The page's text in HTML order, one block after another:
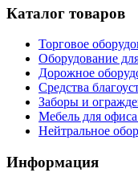
Каталог товаров
Торговое
Оборудование
Дорожное
Средства
Заборы и
Мебель для
Нейтральное
Информация